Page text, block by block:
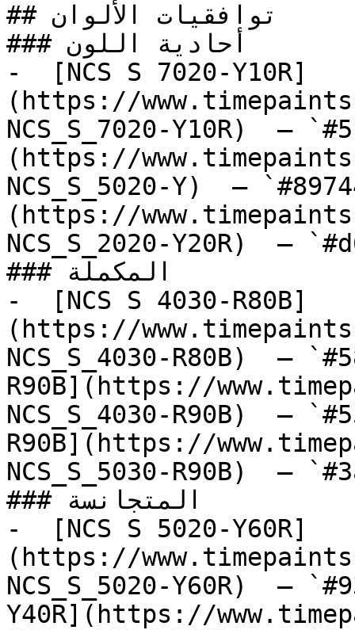
## توافقيات الألوان
### أحادية اللون
-  [NCS S 7020-Y10R]
(https://
NCS_S_7020-Y10R)  —
(https://
NCS_S_5020-Y)  —
(https://
NCS_S_2020-Y20R)  —
### المكملة
-  [NCS S 4030-R80B]
(https://
NCS_S_4030-R80B)  —
R90B](https://
NCS_S_4030-R90B)  —
R90B](https://
NCS_S_5030-R90B)  —
### المتجانسة
-  [NCS S 5020-Y60R]
(https://
NCS_S_5020-Y60R)  —
Y40R](https://